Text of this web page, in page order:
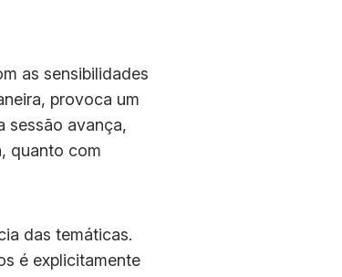
as sensibilidades
provoca um
sessão avança,
quanto com
das temáticas.
é explicitamente